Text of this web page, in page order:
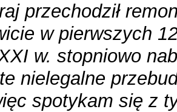
przechodził
w pierwszych
w. stopniowo
nielegalne
spotykam się z